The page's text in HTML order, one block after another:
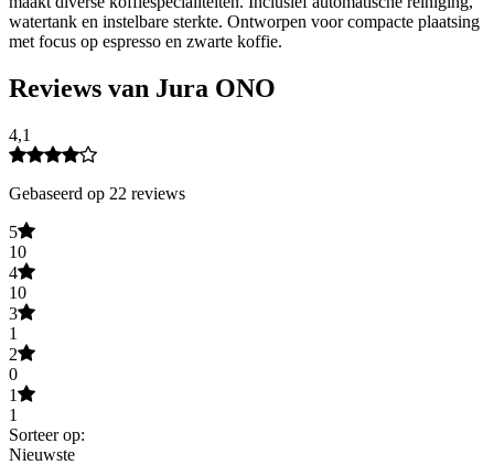
watertank en instelbare sterkte. Ontworpen voor compacte plaatsing
met focus op espresso en zwarte koffie.
Reviews van Jura ONO
4,1
Gebaseerd op 22 reviews
5
10
4
10
3
1
2
0
1
1
Sorteer op:
Nieuwste